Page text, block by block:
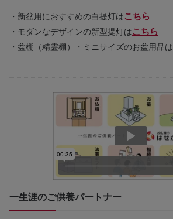
・新盆用におすすめの白提灯はこちら
・モダンなデザインの新型提灯はこちら
・盆棚（精霊棚）・ミニサイズのお盆用品は
一生涯のご供養パートナー